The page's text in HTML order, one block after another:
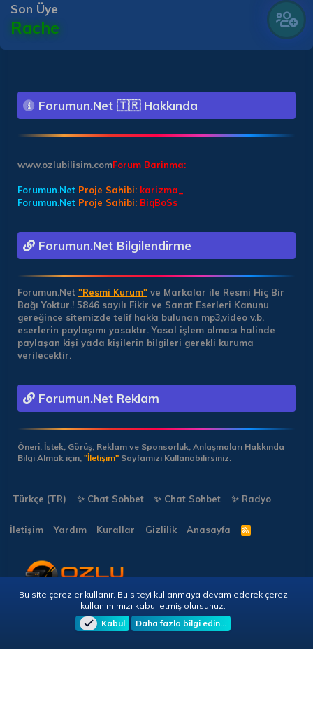
Son Üye
Rache
Forumun.Net 🇹🇷 Hakkında
Forum Barinma:
www.ozlubilisim.com
Forumun.Net Proje Sahibi: karizma_
Forumun.Net Proje Sahibi: BiqBoSs
Forumun.Net Bilgilendirme
Forumun.Net "Resmi Kurum" ve Markalar ile Resmi Hiç Bir
Bağı Yoktur.! 5846 sayılı Fikir ve Sanat Eserleri Kanunu
gereğince sitemizde telif hakkı bulunan mp3,video v.b.
eserlerin paylaşımı yasaktır. Yasal işlem olması halinde
paylaşan kişi yada kişilerin bilgileri gerekli kuruma
verilecektir.
Forumun.Net Reklam
Öneri, İstek, Görüş, Reklam ve Sponsorluk, Anlaşmaları Hakkında
Bilgi Almak için, "İletişim" Sayfamızı Kullanabilirsiniz.
Türkçe (TR) ✨ Chat Sohbet ✨ Chat Sohbet ✨ Radyo
İletişim Yardım Kurallar Gizlilik Anasayfa
R
S
Copyright © 2026 🎭 Forumun.NET - Tüm Hakları Saklıdır!
Bu site çerezler kullanır. Bu siteyi kullanmaya devam ederek çerez
kullanımımızı kabul etmiş olursunuz.
Kabul
Daha fazla bilgi edin…